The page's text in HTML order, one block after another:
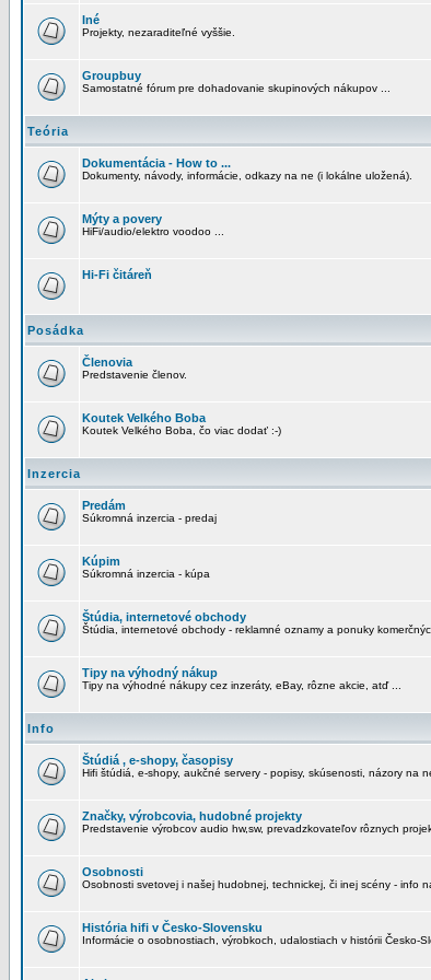
Iné
Projekty, nezaraditeľné vyššie.
Groupbuy
Samostatné fórum pre dohadovanie skupinových nákupov ...
Teória
Dokumentácia - How to ...
Dokumenty, návody, informácie, odkazy na ne (i lokálne uložená).
Mýty a povery
HiFi/audio/elektro voodoo ...
Hi-Fi čitáreň
Posádka
Členovia
Predstavenie členov.
Koutek Velkého Boba
Koutek Velkého Boba, čo viac dodať :-)
Inzercia
Predám
Súkromná inzercia - predaj
Kúpim
Súkromná inzercia - kúpa
Štúdia, internetové obchody
Štúdia, internetové obchody - reklamné oznamy a ponuky
Tipy na výhodný nákup
Tipy na výhodné nákupy cez inzeráty, eBay, rôzne akcie, atď ...
Info
Štúdiá , e-shopy, časopisy
Hifi štúdiá, e-shopy, aukčné servery - popisy, skúsenosti, názory na
Značky, výrobcovia, hudobné projekty
Predstavenie výrobcov audio hw,sw, prevadzkovateľov rôznych
Osobnosti
Osobnosti svetovej i našej hudobnej, technickej, či inej scény - info
História hifi v Česko-Slovensku
Informácie o osobnostiach, výrobkoch, udalostiach v histórii Česko-